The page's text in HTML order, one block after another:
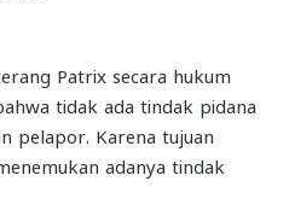
Patrix secara hukum
tidak ada tindak pidana
pelapor. Karena tujuan
adanya tindak